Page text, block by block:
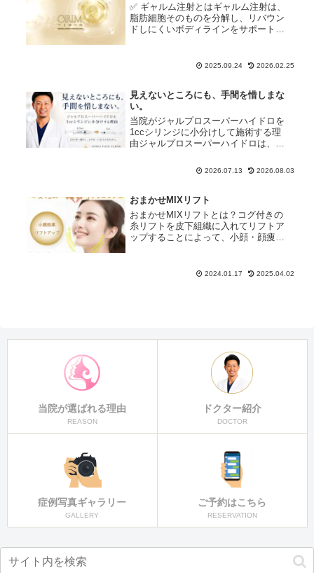
✅ ギャルム注射とはギャルム注射は、
脂肪細胞そのものを分解し、リバウン
ドしにくいボディラインをサポートす
ウンタイムを最小限に抑えながら、顔
2025.09.24 2026.02.25
見えないところにも、手間を惜しまな
い。
当院がジャルプロスーパーハイドロを
1ccシリンジに小分けして施術する理
由ジャルプロスーパーハイドロは、
ています。そのため、多くのクリニッ
クでは、既製シリンジのまま施術を行
2026.07.13 2026.08.03
おまかせMIXリフト
おまかせMIXリフトとは？コグ付きの
糸リフトを皮下組織に入れてリフトア
ップすることによって、小顔・顔痩せ
は、現在の状態やご希望に合わせて、
2024.01.17 2025.04.02
当院が選ばれる理由
REASON
ドクター紹介
DOCTOR
症例写真ギャラリー
GALLERY
ご予約はこちら
RESERVATION